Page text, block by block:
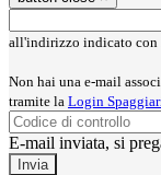
all'indirizzo indicato con
Non hai una e-mail
tramite la Login
E-mail inviata, si